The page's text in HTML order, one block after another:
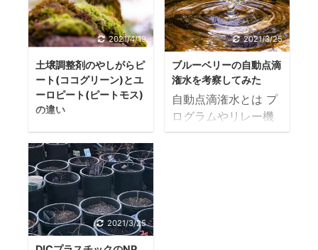
るプロが、ブルーベ
リー栽培の除草作業
についてまとめてい
る記事です。 これか
らブルーベリーで起
業を考えている人に
向けて発信していま
す。 ブルーベリーの
業界は現在、セミナ
ーも開催されるほど
栽培技術が発展して
きて、書籍や新聞、
メディアに取り上げ
られるほど有名な業
の流れ こんにちは！
群馬県太田市でブル
ーベリーファームお
おたを運営している
もってーです。 現
在、農園の網や単管
パイプの設備を取り
2021/4/19
土壌調整剤のやしがらピ
ート(ココグリーン)とユ
ーロピート(ピートモス)
の違い
ユーロピート（ピー
トモス）とは？ ピー
トモスって何？ ピー
トモスはミズゴケや
スゲ、ヤナギなどの
植物が長い時間かけ
て堆積、腐敗して泥
2021/3/25
ブルーベリーの自動点滴
潅水を考察してみた
自動点滴潅水とは プ
ログラムやリレー機
能のある止水栓を用
2021/3/25